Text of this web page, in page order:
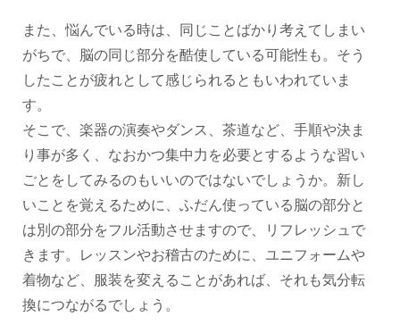
また、悩んでいる時は、同じことばかり考えてしまい
がちで、脳の同じ部分を酷使している可能性も。そう
したことが疲れとして感じられるともいわれていま
す。
そこで、楽器の演奏やダンス、茶道など、手順や決ま
り事が多く、なおかつ集中力を必要とするような習い
ごとをしてみるのもいいのではないでしょうか。新し
いことを覚えるために、ふだん使っている脳の部分と
は別の部分をフル活動させますので、リフレッシュで
きます。レッスンやお稽古のために、ユニフォームや
着物など、服装を変えることがあれば、それも気分転
換につながるでしょう。